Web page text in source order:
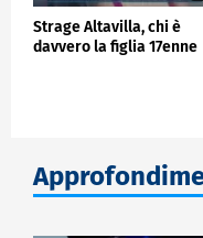
Strage Altavilla, chi è
davvero la figlia 17enne